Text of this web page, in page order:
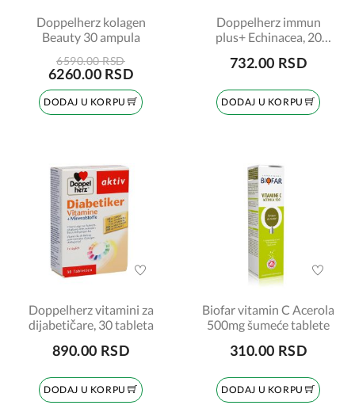
Doppelherz kolagen
Beauty 30 ampula
6590.00 RSD
6260.00 RSD
DODAJ U KORPU
Doppelherz immun
plus+ Echinacea, 20
732.00 RSD
DODAJ U KORPU
Doppelherz vitamini za
dijabetičare, 30 tableta
890.00 RSD
DODAJ U KORPU
Biofar vitamin C Acerola
500mg šumeće tablete
310.00 RSD
DODAJ U KORPU